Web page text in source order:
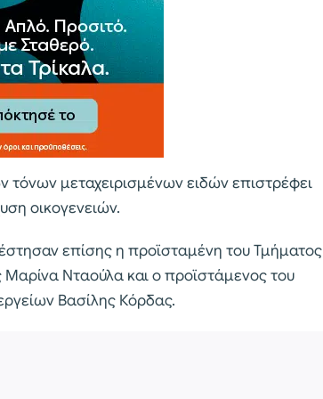
μεταχειρισμένων ειδών επιστρέφει
οικογενειών.
επίσης η προϊσταμένη του Τμήματος
Μαρίνα Νταούλα και ο προϊστάμενος του
Βασίλης Κόρδας.